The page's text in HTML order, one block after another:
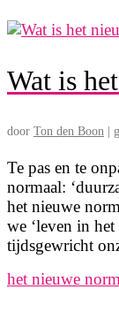
Wat is
door Ton den Boon
Te pas en te
normaal:
het nieuwe
we ‘leven in
tijdsgewricht
het nieuwe